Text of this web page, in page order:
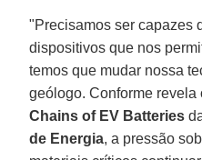
"Precisamos ser capazes
dispositivos que nos
temos que mudar nossa
geólogo. Conforme
Chains of EV Batteries
de Energia, a pressão